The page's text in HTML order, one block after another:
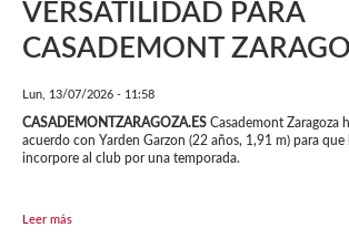
VERSATILIDAD PARA
CASADEMONT
Lun, 13/07/2026 - 11:58
CASADEMONTZARAGOZA.ES Casademont Zaragoza
acuerdo con Yarden Garzon (22 años, 1,91 m) para
incorpore al club por una temporada.
Leer más